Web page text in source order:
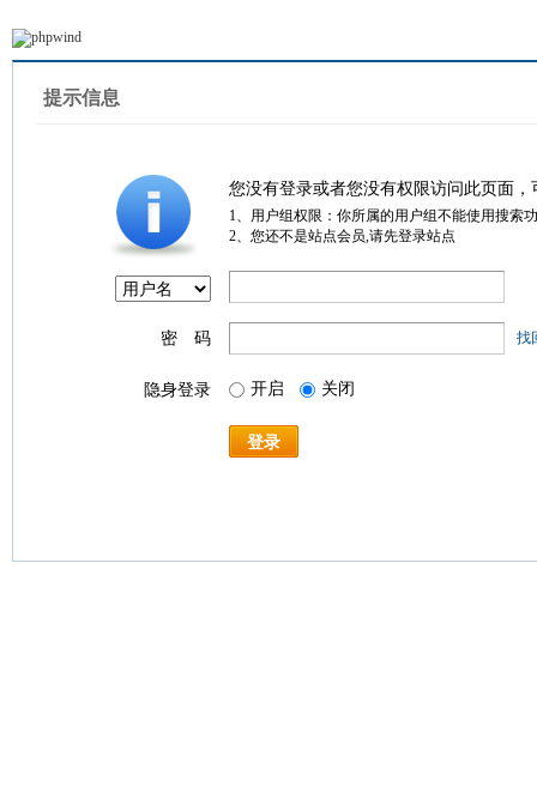
提示信息
您没有登录或者您没有权限访问此页面
1、用户组权限：你所属的用户组不能使用搜索
2、您还不是站点会员,请先登录站点
密 码 找
隐身登录 开启 关闭
登录